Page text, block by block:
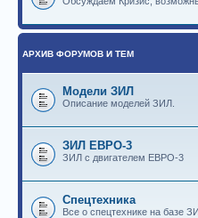
АРХИВ ФОРУМОВ И ТЕМ
Модели ЗИЛ
Описание моделей ЗИЛ.
ЗИЛ ЕВРО-3
ЗИЛ с двигателем ЕВРО-3
Спецтехника
Все о спецтехнике на базе